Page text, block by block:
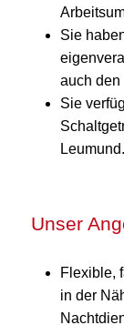
Sie
auch den
Sie
Leumund.
Unser
Flexible,
in der